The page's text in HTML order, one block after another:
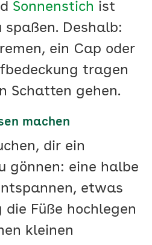
Sonnenstich ist
Deshalb:
ein Cap oder
tragen
Schatten gehen.
machen
dir ein
gönnen: eine halbe
etwas
die Füße hochlegen
kleinen